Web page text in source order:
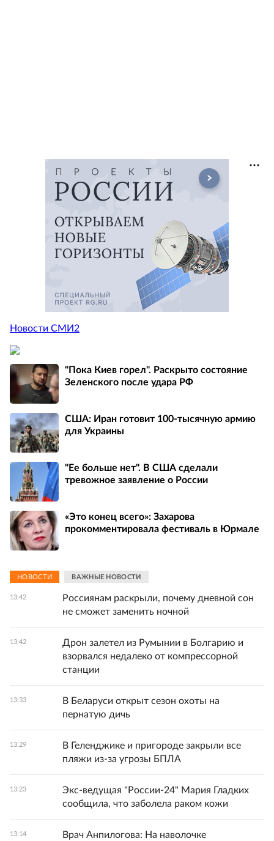
Новости СМИ2
"Пока Киев горел". Раскрыто состояние
Зеленского после удара РФ
США: Иран готовит 100-тысячную армию
для Украины
"Ее больше нет". В США сделали
тревожное заявление о России
«Это конец всего»: Захарова
прокомментировала фестиваль в Юрмале
НОВОСТИ ВАЖНЫЕ НОВОСТИ
13:42
Россиянам раскрыли, почему дневной сон
не сможет заменить ночной
13:42
Дрон залетел из Румынии в Болгарию и
взорвался недалеко от компрессорной
станции
13:33
В Беларуси открыт сезон охоты на
пернатую дичь
13:29
В Геленджике и пригороде закрыли все
пляжи из-за угрозы БПЛА
13:23
Экс-ведущая "России-24" Мария Гладких
сообщила, что заболела раком кожи
13:14
Врач Анпилогова: На наволочке